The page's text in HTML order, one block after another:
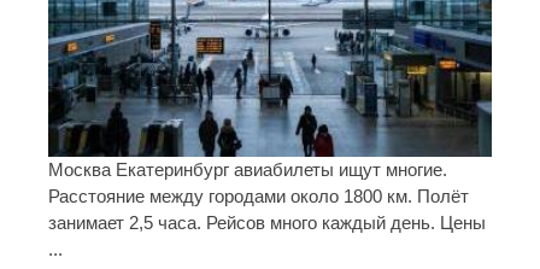
Москва Екатеринбург авиабилеты ищут многие.
Расстояние между городами около 1800 км. Полёт
занимает 2,5 часа. Рейсов много каждый день. Цены
...